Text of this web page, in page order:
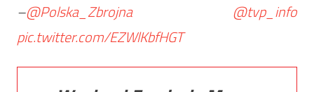
–@Polska_Zbrojna
@tvp_info
pic.twitter.com/EZWlKbfHGT